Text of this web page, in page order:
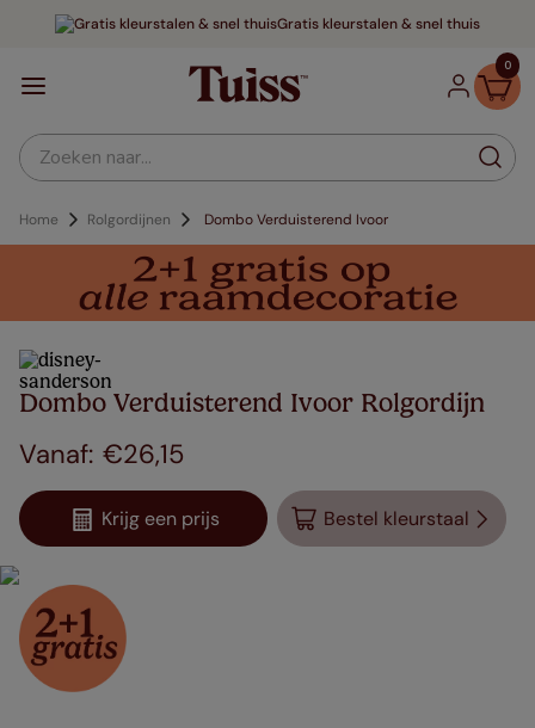
Gratis kleurstalen & snel thuis
0
Zoeken naar...
Home Rolgordijnen Dombo Verduisterend Ivoor
Dombo Verduisterend Ivoor Rolgordijn
€26,15
Krijg een prijs Bestel kleurstaal